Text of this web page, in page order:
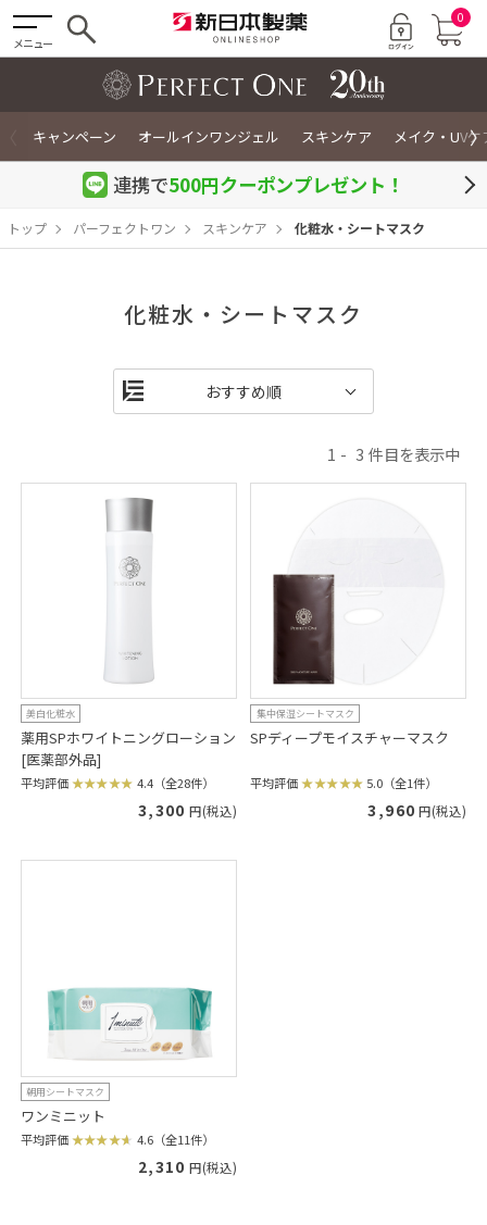
メニュー
0
キャンペーン オールインワンジェル スキンケア メイク・UVケ
〉
連携で500円クーポンプレゼント！
トップ パーフェクトワン スキンケア 化粧水・シートマスク
化粧水・シートマスク
1 3
美白化粧水
薬用SPホワイトニングローション
[医薬部外品]
平均評価 4.4（全28件）
3,300 円(税込)
集中保湿シートマスク
SPディープモイスチャーマスク
平均評価 5.0（全1件）
3,960 円(税込)
朝用シートマスク
ワンミニット
平均評価 4.6（全11件）
2,310 円(税込)